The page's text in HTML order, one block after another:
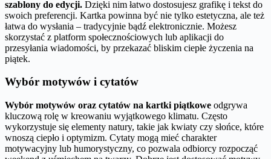
szablony do edycji. Dzięki nim łatwo dostosujesz grafikę i tekst do
swoich preferencji. Kartka powinna być nie tylko estetyczna, ale też
łatwa do wysłania – tradycyjnie bądź elektronicznie. Możesz
skorzystać z platform społecznościowych lub aplikacji do
przesyłania wiadomości, by przekazać bliskim ciepłe życzenia na
piątek.
Wybór motywów i cytatów
Wybór motywów oraz cytatów na kartki piątkowe odgrywa
kluczową rolę w kreowaniu wyjątkowego klimatu. Często
wykorzystuje się elementy natury, takie jak kwiaty czy słońce, które
wnoszą ciepło i optymizm. Cytaty mogą mieć charakter
motywacyjny lub humorystyczny, co pozwala odbiorcy rozpocząć